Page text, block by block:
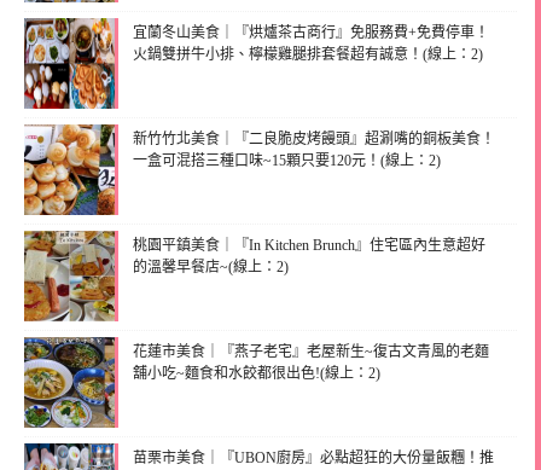
宜蘭冬山美食｜『烘爐茶古商行』免服務費+免費停車！
火鍋雙拼牛小排、檸檬雞腿排套餐超有誠意！(線上：2)
新竹竹北美食｜『二良脆皮烤饅頭』超涮嘴的銅板美食！
一盒可混搭三種口味~15顆只要120元！(線上：2)
桃園平鎮美食｜『In Kitchen Brunch』住宅區內生意超好
的溫馨早餐店~(線上：2)
花蓮市美食｜『燕子老宅』老屋新生~復古文青風的老麵
舖小吃~麵食和水餃都很出色!(線上：2)
苗栗市美食｜『UBON廚房』必點超狂的大份量飯糰！推